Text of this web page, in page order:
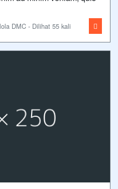
DMC - Dilihat 55 kali